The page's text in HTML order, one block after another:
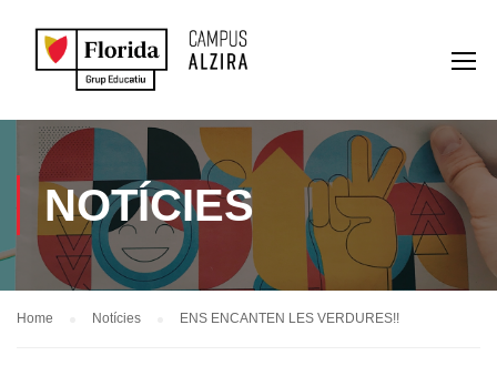
NOTÍCIES
Home Notícies ENS ENCANTEN LES VERDURES!!